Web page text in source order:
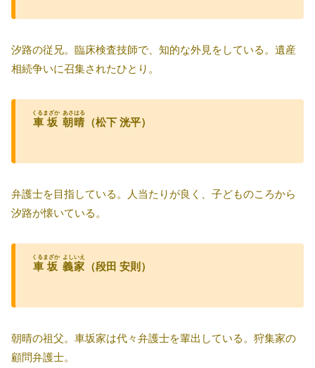
汐路の従兄。臨床検査技師で、知的な外見をしている。遺産
相続争いに召集されたひとり。
車坂
くるまざか
朝晴
あさはる
（松下 洸平）
弁護士を目指している。人当たりが良く、子どものころから
汐路が懐いている。
車坂
くるまざか
義家
よしいえ
（段田 安則）
朝晴の祖父。車坂家は代々弁護士を輩出している。狩集家の
顧問弁護士。